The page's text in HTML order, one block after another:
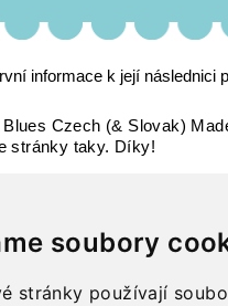
soubory
stránky používají
informace k její následnici
Czech (& Slovak)
stránky taky. Díky!